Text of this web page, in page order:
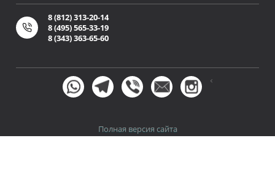
8 (812) 313-20-14
8 (495) 565-33-19
8 (343) 363-65-60
<
Полная версия сайта